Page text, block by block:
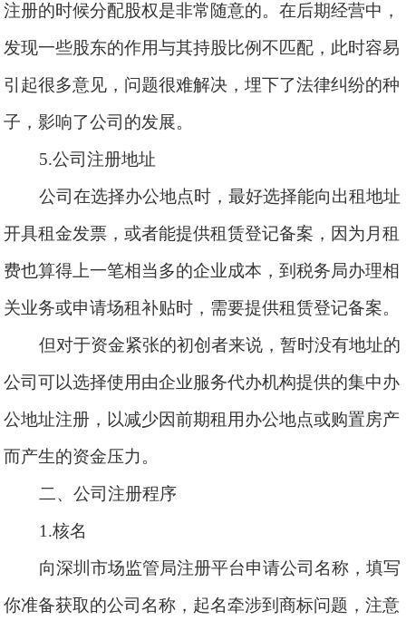
注册的时候分配股权是非常随意的。在后期经营中，
发现一些股东的作用与其持股比例不匹配，此时容易
引起很多意见，问题很难解决，埋下了法律纠纷的种
子，影响了公司的发展。
5.公司注册地址
公司在选择办公地点时，最好选择能向出租地址
开具租金发票，或者能提供租赁登记备案，因为月租
费也算得上一笔相当多的企业成本，到税务局办理相
关业务或申请场租补贴时，需要提供租赁登记备案。
但对于资金紧张的初创者来说，暂时没有地址的
公司可以选择使用由企业服务代办机构提供的集中办
公地址注册，以减少因前期租用办公地点或购置房产
而产生的资金压力。
二、公司注册程序
1.核名
向深圳市场监管局注册平台申请公司名称，填写
你准备获取的公司名称，起名牵涉到商标问题，注意